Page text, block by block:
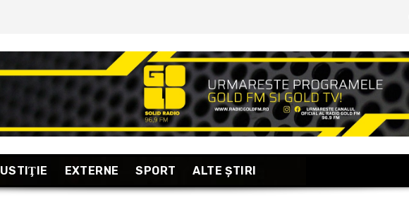
EXTERNE SPORT ALTE ŞTIRI